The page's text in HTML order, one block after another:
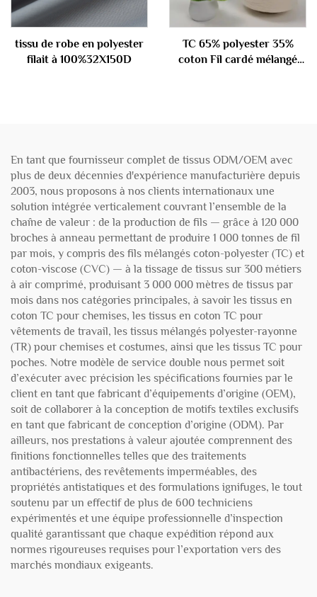
tissu de robe en polyester
filait à 100%32X150D
TC 65% polyester 35%
coton Fil cardé mélangé
En tant que fournisseur complet de tissus ODM/OEM avec
plus de deux décennies d'expérience manufacturière depuis
2003, nous proposons à nos clients internationaux une
solution intégrée verticalement couvrant l’ensemble de la
chaîne de valeur : de la production de fils — grâce à 120 000
broches à anneau permettant de produire 1 000 tonnes de fil
par mois, y compris des fils mélangés coton-polyester (TC) et
coton-viscose (CVC) — à la tissage de tissus sur 300 métiers
à air comprimé, produisant 3 000 000 mètres de tissus par
mois dans nos catégories principales, à savoir les tissus en
coton TC pour chemises, les tissus en coton TC pour
vêtements de travail, les tissus mélangés polyester-rayonne
(TR) pour chemises et costumes, ainsi que les tissus TC pour
poches. Notre modèle de service double nous permet soit
d’exécuter avec précision les spécifications fournies par le
client en tant que fabricant d’équipements d’origine (OEM),
soit de collaborer à la conception de motifs textiles exclusifs
en tant que fabricant de conception d’origine (ODM). Par
ailleurs, nos prestations à valeur ajoutée comprennent des
finitions fonctionnelles telles que des traitements
antibactériens, des revêtements imperméables, des
propriétés antistatiques et des formulations ignifuges, le tout
soutenu par un effectif de plus de 600 techniciens
expérimentés et une équipe professionnelle d’inspection
qualité garantissant que chaque expédition répond aux
normes rigoureuses requises pour l’exportation vers des
marchés mondiaux exigeants.